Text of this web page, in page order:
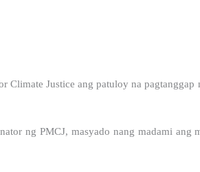
Climate Justice ang patuloy na
ng PMCJ, masyado nang madami ang